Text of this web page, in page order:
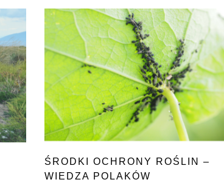
ŚRODKI OCHRONY ROŚLIN –
WIEDZA POLAKÓW